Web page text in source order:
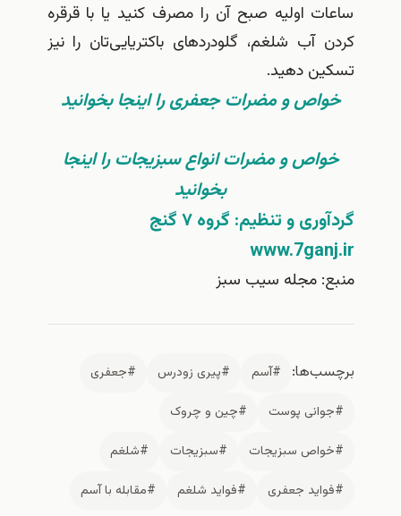
اولیه صبح آن را مصرف کنید یا با قرقره
آب شلغم، گلودردهای باکتریایی‌تان را نیز
دهید.
و مضرات جعفری را اینجا بخوانید
و مضرات انواع سبزیجات را اینجا
و تنظیم: گروه ۷ گنج
مجله سیب سبز
#آسم #پیری زودرس
#جعفری
#چین و چروک
سبزیجات
#سبزیجات
#شلغم
جعفری
#فواید شلغم #مقابله با آسم